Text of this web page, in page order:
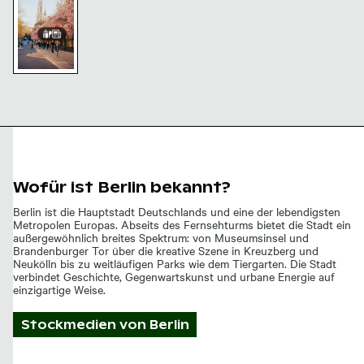
Fernsehturm
vor klarem
Himmel
Schwedter
Wofür ist Berlin bekannt?
Berlin ist die Hauptstadt Deutschlands und eine der lebendigsten
Metropolen Europas. Abseits des Fernsehturms bietet die Stadt ein
außergewöhnlich breites Spektrum: von Museumsinsel und
Brandenburger Tor über die kreative Szene in Kreuzberg und
Neukölln bis zu weitläufigen Parks wie dem Tiergarten. Die Stadt
verbindet Geschichte, Gegenwartskunst und urbane Energie auf
einzigartige Weise.
Stockmedien von Berlin